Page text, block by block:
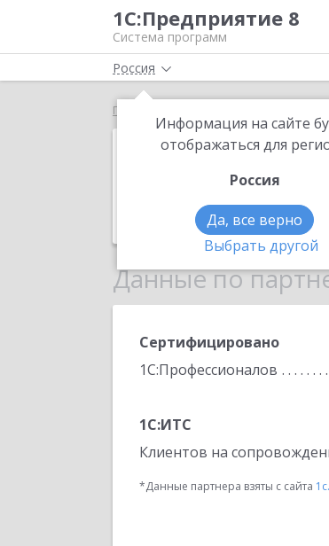
1С:Предприятие 8
Система программ
Россия
Информация на сайте
отображаться для
Россия
Да, все верно
Выбрать другой
Главная
683032,
Телефон: (924) 890-0705
Данные по
Сертифицировано
1С:Профессионалов
1С:ИТС
Клиентов на
*Данные партнера взяты с сайта